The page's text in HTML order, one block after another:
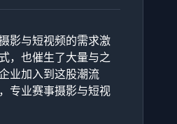
影与短视频的需求激
，也催生了大量与之
业加入到这股潮流
专业赛事摄影与短视